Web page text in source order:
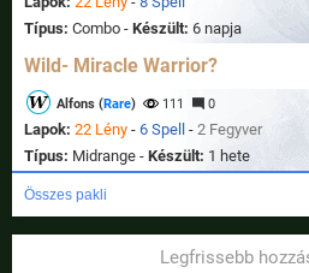
Típus: Combo - Készült: 6 napja
Wild- Miracle Warrior?
Alfons (Rare) 111 0
Lapok: 22 Lény - 6 Spell - 2 Fegyver
Típus: Midrange - Készült: 1 hete
Összes pakli
Legfrissebb